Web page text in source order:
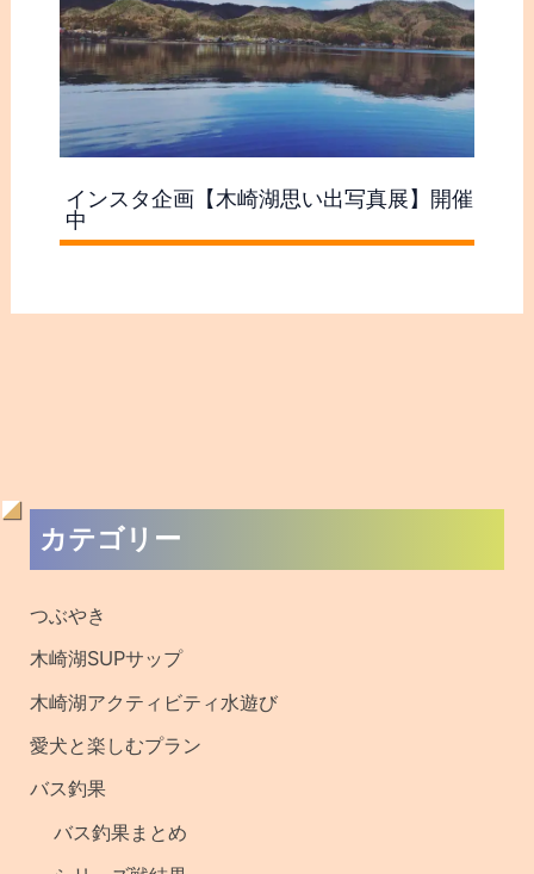
インスタ企画【木崎湖思い出写真展】開催
中
カテゴリー
つぶやき
木崎湖SUPサップ
木崎湖アクティビティ水遊び
愛犬と楽しむプラン
バス釣果
バス釣果まとめ
過
去
・
釣
果